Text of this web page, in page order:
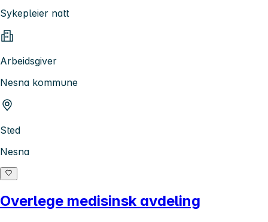
Sykepleier natt
Arbeidsgiver
Nesna kommune
Sted
Nesna
Overlege medisinsk avdeling